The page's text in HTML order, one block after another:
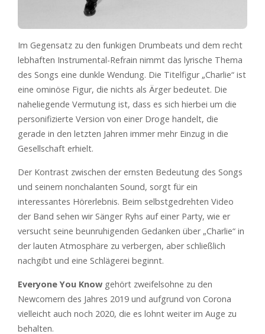
Im Gegensatz zu den funkigen Drumbeats und dem recht
lebhaften Instrumental-Refrain nimmt das lyrische Thema
des Songs eine dunkle Wendung. Die Titelfigur „Charlie“ ist
eine ominöse Figur, die nichts als Ärger bedeutet. Die
naheliegende Vermutung ist, dass es sich hierbei um die
personifizierte Version von einer Droge handelt, die
gerade in den letzten Jahren immer mehr Einzug in die
Gesellschaft erhielt.
Der Kontrast zwischen der ernsten Bedeutung des Songs
und seinem nonchalanten Sound, sorgt für ein
interessantes Hörerlebnis. Beim selbstgedrehten Video
der Band sehen wir Sänger Ryhs auf einer Party, wie er
versucht seine beunruhigenden Gedanken über „Charlie“ in
der lauten Atmosphäre zu verbergen, aber schließlich
nachgibt und eine Schlägerei beginnt.
Everyone You Know gehört zweifelsohne zu den
Newcomern des Jahres 2019 und aufgrund von Corona
vielleicht auch noch 2020, die es lohnt weiter im Auge zu
behalten.